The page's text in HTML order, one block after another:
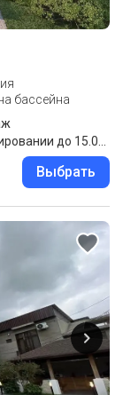
бассейна
Акция "Лови Волну" снижение цен при бронировании до 15.08.2026
Выбрать